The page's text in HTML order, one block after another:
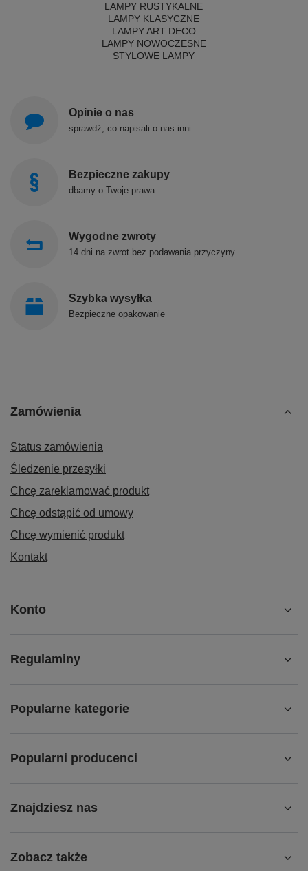
LAMPY RUSTYKALNE
LAMPY KLASYCZNE
LAMPY ART DECO
LAMPY NOWOCZESNE
STYLOWE LAMPY
Opinie o nas
sprawdź, co napisali o nas inni
Bezpieczne zakupy
dbamy o Twoje prawa
Wygodne zwroty
14 dni na zwrot bez podawania przyczyny
Szybka wysyłka
Bezpieczne opakowanie
Zamówienia
Status zamówienia
Śledzenie przesyłki
Chcę zareklamować produkt
Chcę odstąpić od umowy
Chcę wymienić produkt
Kontakt
Konto
Regulaminy
Popularne kategorie
Popularni producenci
Znajdziesz nas
Zobacz także